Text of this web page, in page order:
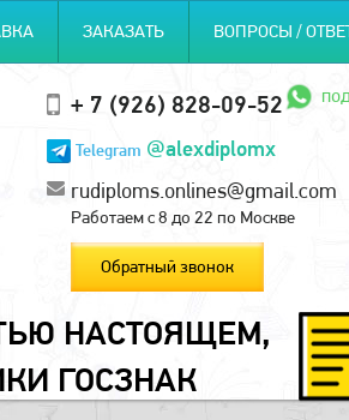
ЗАКАЗАТЬ ВОПРОСЫ /
+ 7 (926) 828-09-52
Telegram @alexdiplomx
rudiploms.onlines@gmail.com
Работаем с 8 до 22 по Москве
Обратный звонок
НАСТОЯЩЕМ,
ГОСЗНАК